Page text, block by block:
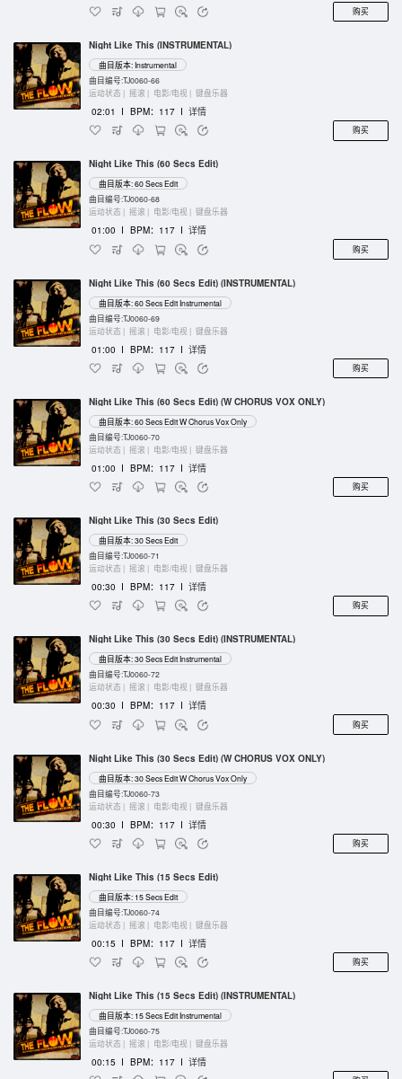
购买
Night Like This (INSTRUMENTAL)
曲目版本: Instrumental
曲目编号:TJ0060-66
运动状态 | 摇滚 | 电影/电视 | 键盘乐器
02:01 I BPM：117 I 详情
购买
Night Like This (60 Secs Edit)
曲目版本: 60 Secs Edit
曲目编号:TJ0060-68
运动状态 | 摇滚 | 电影/电视 | 键盘乐器
01:00 I BPM：117 I 详情
购买
Night Like This (60 Secs Edit) (INSTRUMENTAL)
曲目版本: 60 Secs Edit Instrumental
曲目编号:TJ0060-69
运动状态 | 摇滚 | 电影/电视 | 键盘乐器
01:00 I BPM：117 I 详情
购买
Night Like This (60 Secs Edit) (W CHORUS VOX ONLY)
曲目版本: 60 Secs Edit W Chorus Vox Only
曲目编号:TJ0060-70
运动状态 | 摇滚 | 电影/电视 | 键盘乐器
01:00 I BPM：117 I 详情
购买
Night Like This (30 Secs Edit)
曲目版本: 30 Secs Edit
曲目编号:TJ0060-71
运动状态 | 摇滚 | 电影/电视 | 键盘乐器
00:30 I BPM：117 I 详情
购买
Night Like This (30 Secs Edit) (INSTRUMENTAL)
曲目版本: 30 Secs Edit Instrumental
曲目编号:TJ0060-72
运动状态 | 摇滚 | 电影/电视 | 键盘乐器
00:30 I BPM：117 I 详情
购买
Night Like This (30 Secs Edit) (W CHORUS VOX ONLY)
曲目版本: 30 Secs Edit W Chorus Vox Only
曲目编号:TJ0060-73
运动状态 | 摇滚 | 电影/电视 | 键盘乐器
00:30 I BPM：117 I 详情
购买
Night Like This (15 Secs Edit)
曲目版本: 15 Secs Edit
曲目编号:TJ0060-74
运动状态 | 摇滚 | 电影/电视 | 键盘乐器
00:15 I BPM：117 I 详情
购买
Night Like This (15 Secs Edit) (INSTRUMENTAL)
曲目版本: 15 Secs Edit Instrumental
曲目编号:TJ0060-75
运动状态 | 摇滚 | 电影/电视 | 键盘乐器
00:15 I BPM：117 I 详情